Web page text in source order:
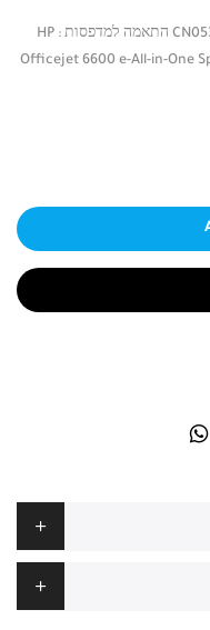
שם מוצר : ראש דיו‎ 932XL שחור CN053AE Oj–6700 התאמה למדפסות : HP
Officejet 6600 e-All-in-One